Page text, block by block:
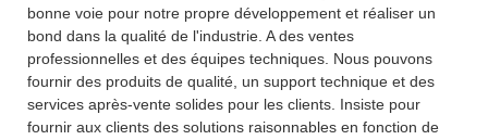
bonne voie pour notre propre développement et réaliser un
bond dans la qualité de l'industrie. A des ventes
professionnelles et des équipes techniques. Nous pouvons
fournir des produits de qualité, un support technique et des
services après-vente solides pour les clients. Insiste pour
fournir aux clients des solutions raisonnables en fonction de